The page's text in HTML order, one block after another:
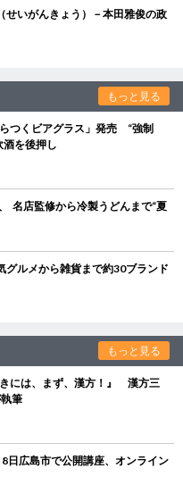
いがんきょう）－本田雅俊の政
もっと見る
つくビアグラス」発売 “強制
酒を後押し
名店監修から冷製うどんまで“夏
ルメから雑貨まで約30ブランド
もっと見る
には、まず、漢方！』 漢方三
筆
広島市で公開講座、オンライン